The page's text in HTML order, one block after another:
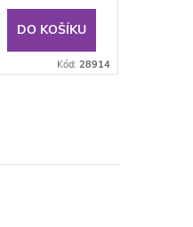
DO KOŠÍKU
Kód: 28914